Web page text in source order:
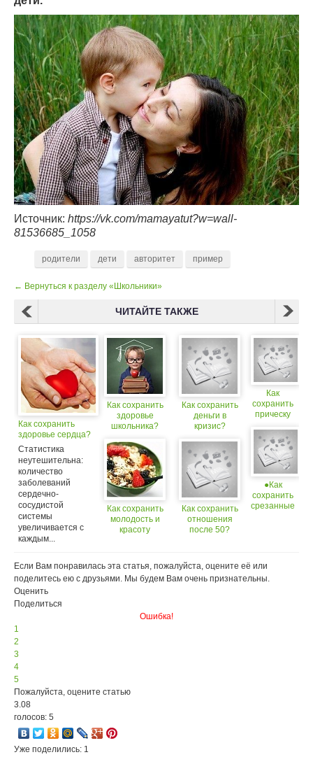
Источник: https://vk.com/mamayatut?w=wall-
81536685_1058
родители дети авторитет пример
← Вернуться к разделу «Школьники»
ЧИТАЙТЕ ТАКЖЕ
Как сохранить
здоровье сердца?
Статистика
неутешительна:
количество
заболеваний
сердечно-
сосудистой
системы
увеличивается с
каждым...
Как сохранить
здоровье
школьника?
Как сохранить
молодость и
красоту
Как сохранить
деньги в
кризис?
Как сохранить
отношения
после 50?
Как
сохранить
прическу
шапкой?
●Как
сохранить
срезанные
Если Вам понравилась эта статья, пожалуйста, оцените её или
поделитесь ею с друзьями. Мы будем Вам очень признательны.
Оценить
Поделиться
Ошибка!
1
2
3
4
5
Пожалуйста, оцените статью
3.08
голосов: 5
Уже поделились: 1